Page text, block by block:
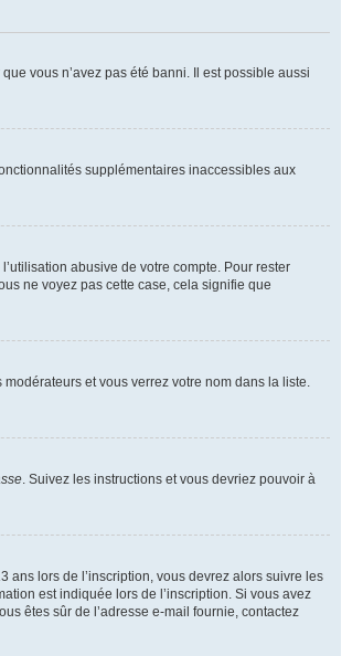
vous n’avez pas été banni. Il est possible aussi
supplémentaires inaccessibles aux
abusive de votre compte. Pour rester
ne voyez pas cette case, cela signifie que
et vous verrez votre nom dans la liste.
. Suivez les instructions et vous devriez pouvoir à
ans lors de l’inscription, vous devrez alors suivre les
est indiquée lors de l’inscription. Si vous avez
êtes sûr de l’adresse e-mail fournie, contactez